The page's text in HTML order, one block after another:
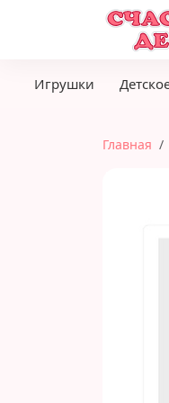
Игрушки
Главная